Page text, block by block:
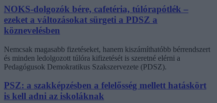
NOKS-dolgozók bére, cafetéria, túlórapótlék –
ezeket a változásokat sürgeti a PDSZ a
köznevelésben
Nemcsak magasabb fizetéseket, hanem kiszámíthatóbb bérrendszert
és minden ledolgozott túlóra kifizetését is szeretné elérni a
Pedagógusok Demokratikus Szakszervezete (PDSZ).
PSZ: a szakképzésben a felelősség mellett hatáskört
is kell adni az iskoláknak